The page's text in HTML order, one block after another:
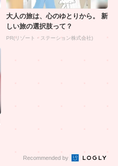
大人の旅は、心のゆとりから。 新
しい旅の選択肢って？
PR(リゾート・ステーション株式会社)
Recommended by